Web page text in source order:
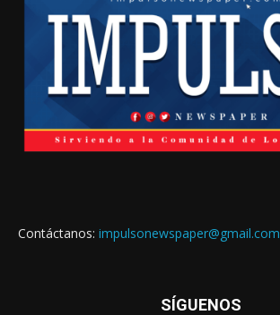
Contáctanos: impulsonewspaper@gmail.com
SÍGUENOS